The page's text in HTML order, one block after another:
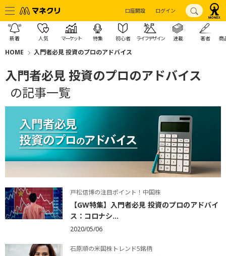
口座開設 ログイン
新着 人気 マーケット 特集 初心者 ライフデザイン 連載 著者 商
HOME 入門者必見 投資のプロのアドバイス
入門者必見 投資のプロのアドバイス
の記事一覧
戸松信博の注目ポイント！中国株
【GW特集】入門者必見 投資のプロのアドバイ
ス：コロナシ...
2020/05/06
石原順の米国株トレンド5銘柄